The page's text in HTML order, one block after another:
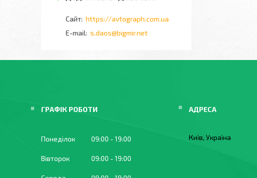
https://avtograph.com.ua
s.daos@bigmir.net
ГРАФІК РОБОТИ
Понеділок 09:00 19:00
Вівторок 09:00 19:00
Київ, Україна